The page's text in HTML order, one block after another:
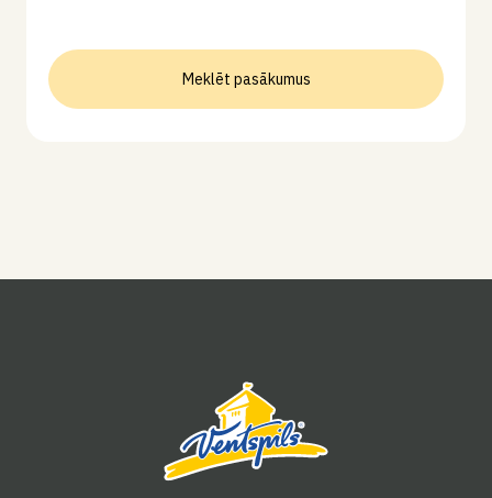
Meklēt pasākumus